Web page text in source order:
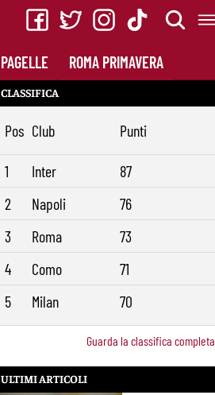
PAGELLE ROMA PRIMAVERA
CLASSIFICA
Pos Club Punti
1 Inter
87
2
Napoli
76
3
Roma
73
4
Como
71
5
Milan 70
Guarda la classifica completa
ULTIMI ARTICOLI